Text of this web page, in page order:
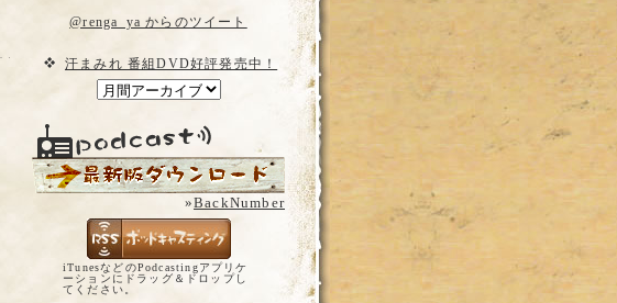
@renga_ya からのツイート
汗まみれ 番組DVD好評発売中！
»BackNumber
iTunesなどのPodcastingアプリケ
ーションにドラッグ＆ドロップし
てください。